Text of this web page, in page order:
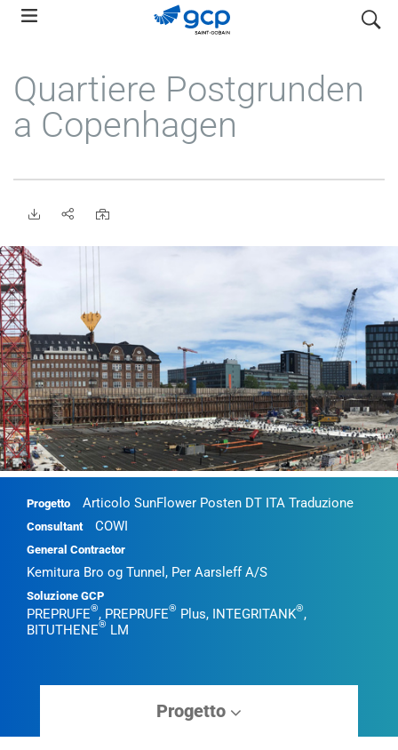
Skip
navigation
search
Quartiere Postgrunden
a Copenhagen
Progetto Articolo SunFlower Posten DT ITA Traduzione
Consultant COWI
General Contractor
Kemitura Bro og Tunnel, Per Aarsleff A/S
Soluzione GCP
PREPRUFE®, PREPRUFE® Plus, INTEGRITANK®,
BITUTHENE® LM
Progetto